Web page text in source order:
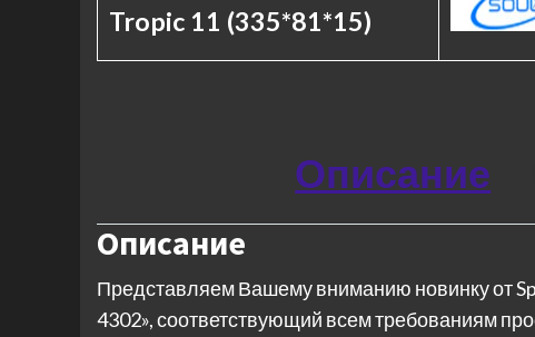
Tropic 11 (335*81*15)
Описание
Описание
Представляем Вашему вниманию новинку от
4302», соответствующий всем требованиям